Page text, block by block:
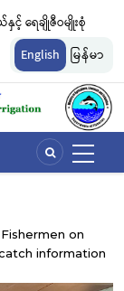
င့် ရေချိုဇီဝမျိုးစုံ
ျား ဆောင်ရွက်မှု
English မြန်မာ
on
information